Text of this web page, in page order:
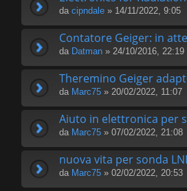
da cipndale » 14/11/2022, 9:05
Contatore Geiger: in
da Datman » 24/10/2016, 22:19
Theremino Geiger
da Marc75 » 20/02/2022, 11:07
Aiuto in elettronica per
da Marc75 » 07/02/2022, 21:08
nuova vita per sonda
da Marc75 » 02/02/2022, 20:53